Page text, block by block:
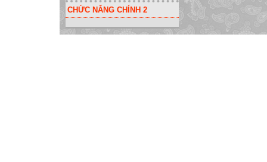
CHỨC NĂNG CHÍNH 2